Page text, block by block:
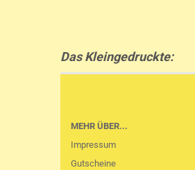
Das Kleingedruckte:
MEHR ÜBER...
Impressum
Gutscheine